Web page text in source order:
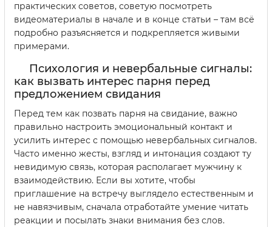
практических советов, советую посмотреть
видеоматериалы в начале и в конце статьи – там всё
подробно разъясняется и подкрепляется живыми
примерами.
Психология и невербальные сигналы:
как вызвать интерес парня перед
предложением свидания
Перед тем как позвать парня на свидание, важно
правильно настроить эмоциональный контакт и
усилить интерес с помощью невербальных сигналов.
Часто именно жесты, взгляд и интонация создают ту
невидимую связь, которая располагает мужчину к
взаимодействию. Если вы хотите, чтобы
приглашение на встречу выглядело естественным и
не навязчивым, сначала отработайте умение читать
реакции и посылать знаки внимания без слов.